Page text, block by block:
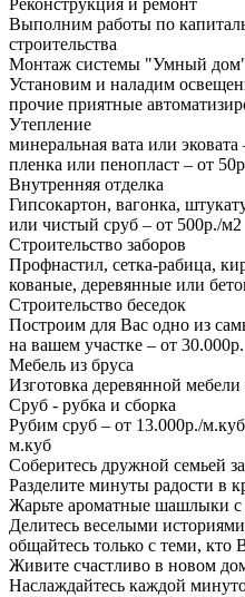
Реконструкция и ремонт
Выполним работы по
строительства
Монтаж системы "Умный
Установим и наладим
прочие приятные
Утепление
минеральная вата или
пленка или пенопласт – от
Внутренняя отделка
Гипсокартон, вагонка,
или чистый сруб – от 500р./м2
Строительство заборов
Профнастил, сетка-рабица,
кованые, деревянные или
Строительство беседок
Построим для Вас одно из
на вашем участке – от 30.000р.
Мебель из бруса
Изготовка деревянной мебели
Сруб - рубка и сборка
Рубим сруб – от 13.000р./
м.куб
Соберитесь дружной семьей
Разделите минуты радости в
Жарьте ароматные шашлыки с
Делитесь веселыми
общайтесь только с теми, кто
Живите счастливо в новом
Наслаждайтесь каждой